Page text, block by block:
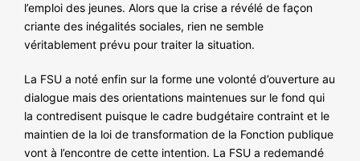
l’emploi des jeunes. Alors que la crise a révélé de façon
criante des inégalités sociales, rien ne semble
véritablement prévu pour traiter la situation.
La FSU a noté enfin sur la forme une volonté d’ouverture au
dialogue mais des orientations maintenues sur le fond qui
la contredisent puisque le cadre budgétaire contraint et le
maintien de la loi de transformation de la Fonction publique
vont à l’encontre de cette intention. La FSU a redemandé